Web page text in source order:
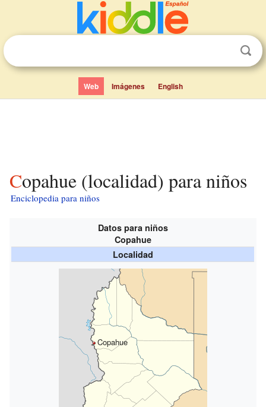
Web Imágenes English
Copahue (localidad) para niños
Enciclopedia para niños
Datos para niños
Copahue
Localidad
Copahue